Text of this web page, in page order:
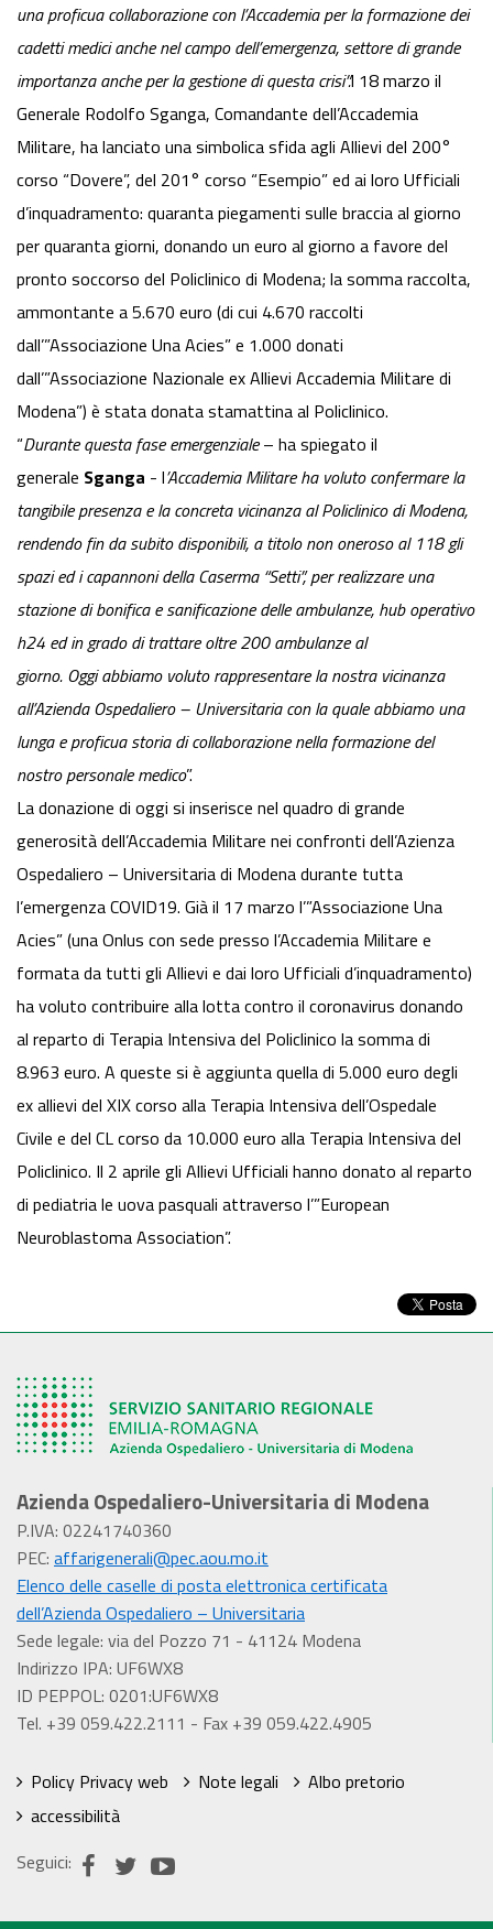
una proficua collaborazione con l’Accademia per la formazione dei
cadetti medici anche nel campo dell’emergenza, settore di grande
importanza anche per la gestione di questa crisi”.l 18marzo il
Generale Rodolfo Sganga, Comandante dell’Accademia
Militare, ha lanciato una simbolica sfida agli Allievi del 200°
corso “Dovere”, del 201° corso “Esempio” ed ai loro Ufficiali
d’inquadramento: quaranta piegamenti sulle braccia al giorno
per quaranta giorni, donando un euro al giorno a favore del
pronto soccorso del Policlinico di Modena; la somma raccolta,
ammontante a 5.670 euro (di cui 4.670 raccolti
dall’”Associazione Una Acies” e 1.000 donati
dall’”Associazione Nazionale ex Allievi Accademia Militare di
Modena”) è stata donata stamattina al Policlinico.
“Durante questa fase emergenziale– ha spiegato il
generale Sganga - l’Accademia Militare ha voluto confermare la
tangibile presenza e la concreta vicinanza al Policlinico di Modena,
rendendo fin da subito disponibili, a titolo non oneroso al 118 gli
spazi ed i capannoni della Caserma “Setti”, per realizzare una
stazione di bonifica e sanificazione delle ambulanze, hub operativo
h24 ed in grado di trattare oltre 200 ambulanze al
giorno. Oggiabbiamo voluto rappresentare la nostra vicinanza
all’Azienda Ospedaliero – Universitaria con la quale abbiamo una
lunga e proficua storia di collaborazione nella formazione del
nostro personale medico”.
La donazione di oggi si inserisce nel quadro di grande
generosità dell’Accademia Militare nei confronti dell’Azienza
Ospedaliero – Universitaria di Modena durante tutta
l’emergenza COVID19. Già il 17 marzo l’”Associazione Una
Acies” (una Onlus con sede presso l’Accademia Militare e
formata da tutti gli Allievi e dai loro Ufficiali d’inquadramento)
ha voluto contribuire alla lotta contro il coronavirus donando
al reparto di Terapia Intensiva del Policlinico la somma di
8.963 euro. A queste si è aggiunta quella di 5.000 euro degli
ex allievi del XIX corso alla Terapia Intensiva dell’Ospedale
Civile e del CL corso da 10.000 euro alla Terapia Intensiva del
Policlinico. Il 2 aprile gli Allievi Ufficiali hanno donato al reparto
di pediatria le uova pasquali attraverso l’”European
Neuroblastoma Association”.
Azienda Ospedaliero-Universitaria di Modena
P.IVA: 02241740360
PEC: affarigenerali@pec.aou.mo.it
Elenco delle caselle di posta elettronica certificata
dell’Azienda Ospedaliero – Universitaria
Sede legale: via del Pozzo 71 - 41124 Modena
Indirizzo IPA: UF6WX8
ID PEPPOL: 0201:UF6WX8
Tel. +39 059.422.2111 - Fax +39 059.422.4905
Policy Privacy web Note legali
Albo pretorio
accessibilità
Seguici: